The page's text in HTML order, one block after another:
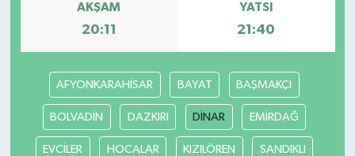
AKŞAM
20:11
YATSI
21:40
AFYONKARAHİSAR BAYAT BAŞMAKÇI
BOLVADİN DAZKIRI DİNAR EMİRDAĞ
EVCİLER HOCALAR KIZILÖREN SANDIKLI